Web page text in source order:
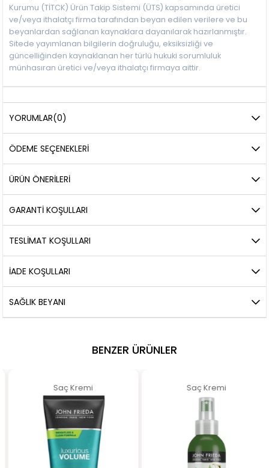
Kurumu (TİTCK) Ürün Takip Sistemi (ÜTS) kapsamında üretici
ve/veya ithalatçı firma tarafından beyan edilen verilere ve bu
beyanlardan sağlanan kaynaklara dayanılarak hazırlanmıştır.
Sitede yayımlanan bilgilerin doğruluğu, eksiksizliği ve
güncelliğinden kaynaklanan her türlü hukuki sorumluluk
münhasıran üretici ve/veya ithalatçı firmaya aittir.
YORUMLAR(0)
ÖDEME SEÇENEKLERI
ÜRÜN ÖNERILERI
GARANTİ KOŞULLARI
TESLİMAT KOŞULLARI
İADE KOŞULLARI
SAĞLIK BEYANI
BENZER ÜRÜNLER
Saç Kremi Saç Kremi